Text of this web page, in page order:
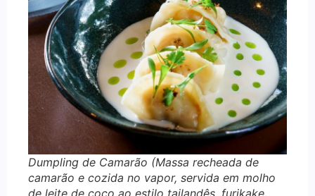
Dumpling de Camarão (Massa recheada de
camarão e cozida no vapor, servida em molho
de leite de coco ao estilo tailandês, furikake,